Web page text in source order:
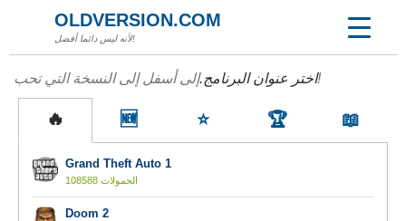
OLDVERSION.COM
لأنه ليس دائما أفضل!
اختر عنوان البرنامج.إلى أسفل إلى النسخة التي تحب!
🔥 🆕 ⭐ 🏆 📖
Grand Theft Auto 1
108588 الحمولات
Doom 2